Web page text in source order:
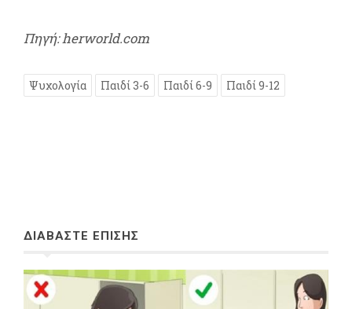
Πηγή: herworld.com
Ψυχολογία Παιδί 3-6 Παιδί 6-9 Παιδί 9-12
ΔΙΑΒΑΣΤΕ ΕΠΙΣΗΣ